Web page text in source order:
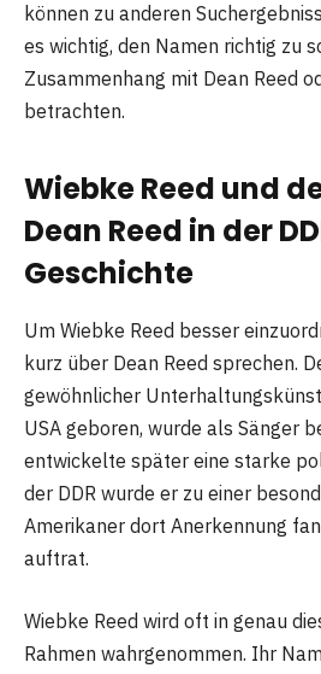
können zu anderen
es wichtig, den Namen richtig zu
Zusammenhang mit Dean Reed
betrachten.
Wiebke Reed und
Dean Reed in der
Geschichte
Um Wiebke Reed besser
kurz über Dean Reed sprechen.
gewöhnlicher
USA geboren, wurde als Sänger
entwickelte später eine starke
der DDR wurde er zu einer
Amerikaner dort Anerkennung
auftrat.
Wiebke Reed wird oft in genau
Rahmen wahrgenommen. Ihr